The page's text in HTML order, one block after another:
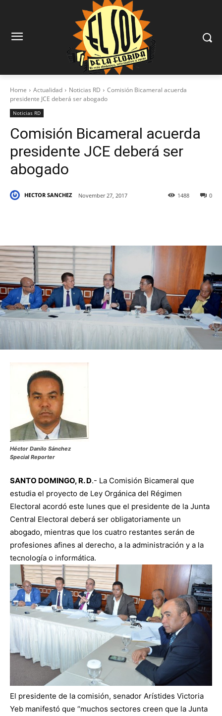
Home Actualidad Noticias RD
Comisión Bicameral acuerda
presidente JCE deberá ser abogado
Noticias RD
Comisión Bicameral acuerda
presidente JCE deberá ser
abogado
HECTOR SANCHEZ November 27, 2017 0
1488
Héctor Danilo Sánchez
Special Reporter
SANTO DOMINGO, R. D.- La Comisión Bicameral que
estudia el proyecto de Ley Orgánica del Régimen
Electoral acordó este lunes que el presidente de la Junta
Central Electoral deberá ser obligatoriamente un
abogado, mientras que los cuatro restantes serán de
profesiones afines al derecho, a la administración y a la
tecnología o informática.
El presidente de la comisión, senador Arístides Victoria
Yeb manifestó que “muchos sectores creen que la Junta